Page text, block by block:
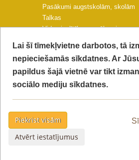
Pasākumi augstskolām, skolām
Talkas
Vides izglītības pasākumi
Citi pasākumi
PROJEKTA KONFERENCE
FOTOGALERIJAS
KONTAKTI
PRIVĀTUMA POLITIKA
Lai šī tīmekļvietne darbotos, tā
nepieciešamās sīkdatnes. Ar
papildus šajā vietnē var tikt
sociālo mediju sīkdatnes.
Piekrist visām
Atvērt iestatījumus